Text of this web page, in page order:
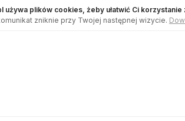
używa plików cookies, żeby ułatwić Ci korzystanie
zniknie przy Twojej następnej wizycie.